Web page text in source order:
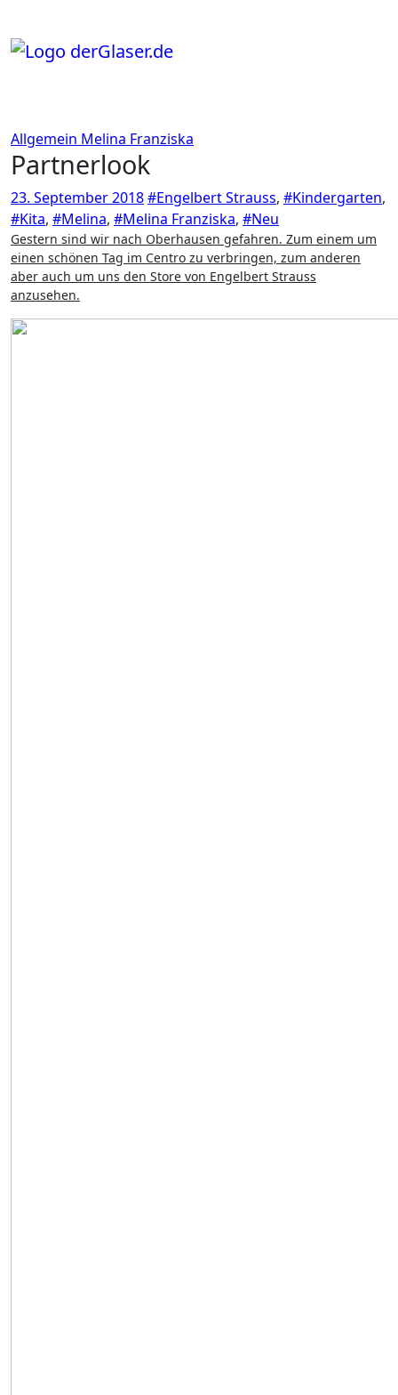
springen
Allgemein Melina Franziska
Partnerlook
23. September 2018#Engelbert Strauss, #Kindergarten,
#Kita, #Melina, #Melina Franziska, #Neu
Gestern sind wir nach Oberhausen gefahren. Zum einem um
einen schönen Tag im Centro zu verbringen, zum anderen
aber auch um uns den Store von Engelbert Strauss
anzusehen.